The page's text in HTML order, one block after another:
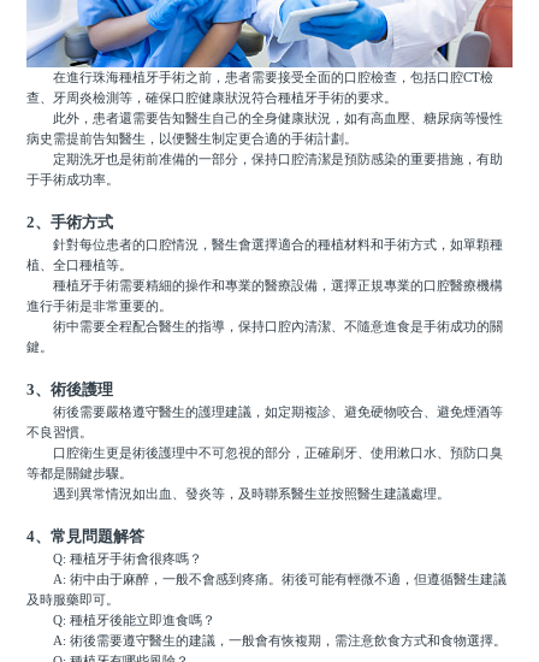
在進行珠海種植牙手術之前，患者需要接受全面的口腔檢查，包括口腔CT檢
查、牙周炎檢測等，確保口腔健康狀況符合種植牙手術的要求。
此外，患者還需要告知醫生自己的全身健康狀況，如有高血壓、糖尿病等慢性
病史需提前告知醫生，以便醫生制定更合適的手術計劃。
定期洗牙也是術前准備的一部分，保持口腔清潔是預防感染的重要措施，有助
于手術成功率。
2、手術方式
針對每位患者的口腔情況，醫生會選擇適合的種植材料和手術方式，如單顆種
植、全口種植等。
種植牙手術需要精細的操作和專業的醫療設備，選擇正規專業的口腔醫療機構
進行手術是非常重要的。
術中需要全程配合醫生的指導，保持口腔內清潔、不隨意進食是手術成功的關
鍵。
3、術後護理
術後需要嚴格遵守醫生的護理建議，如定期複診、避免硬物咬合、避免煙酒等
不良習慣。
口腔衛生更是術後護理中不可忽視的部分，正確刷牙、使用漱口水、預防口臭
等都是關鍵步驟。
遇到異常情況如出血、發炎等，及時聯系醫生並按照醫生建議處理。
4、常見問題解答
Q: 種植牙手術會很疼嗎？
A: 術中由于麻醉，一般不會感到疼痛。術後可能有輕微不適，但遵循醫生建議
及時服藥即可。
Q: 種植牙後能立即進食嗎？
A: 術後需要遵守醫生的建議，一般會有恢複期，需注意飲食方式和食物選擇。